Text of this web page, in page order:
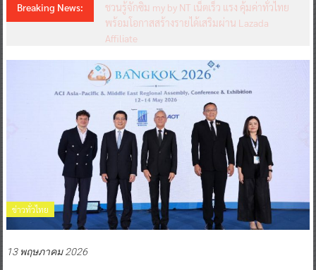
Breaking News:
ชวนรู้จักซิม my by NT เน็ตเร็ว แรง คุ้มค่าทั่วไทย
พร้อมโอกาสสร้างรายได้เสริมผ่าน Lazada
Affiliate
ข่าวทั่วไทย
13 พฤษภาคม 2026